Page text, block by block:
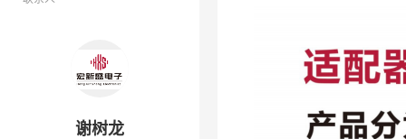
谢树龙